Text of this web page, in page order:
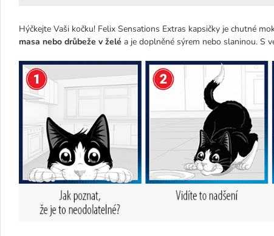
Hýčkejte Vaši kočku! Felix Sensations Extras kapsičky je chutné
masa nebo drůbeže v želé a je doplněné sýrem nebo slaninou. S